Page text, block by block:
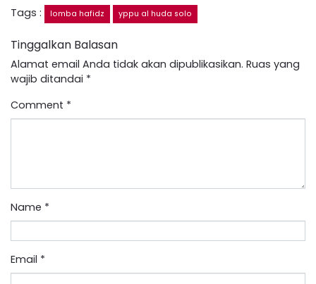
Tags : lomba hafidz yppu al huda solo
Tinggalkan Balasan
Alamat email Anda tidak akan dipublikasikan. Ruas yang
wajib ditandai *
Comment *
Name *
Email *